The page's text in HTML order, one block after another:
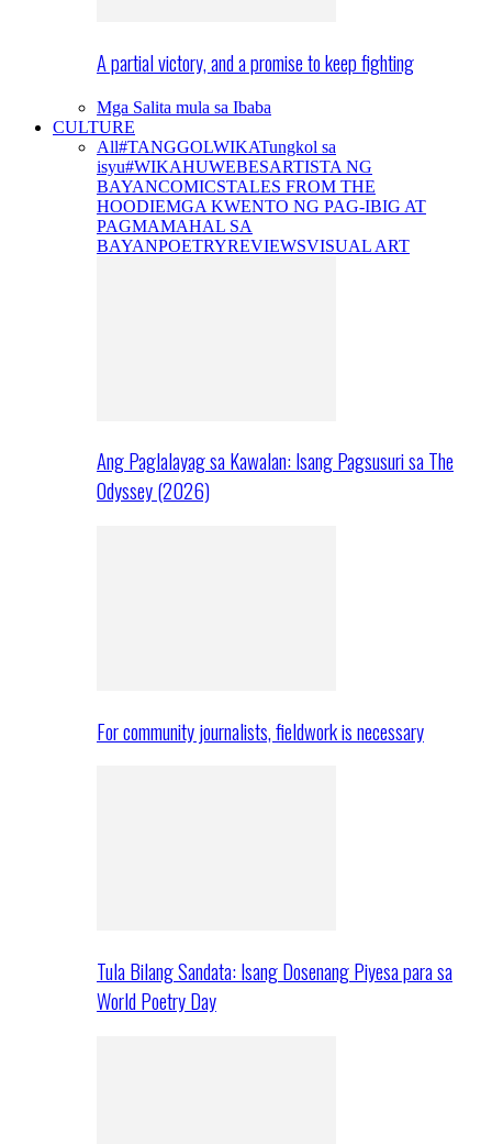
A partial victory, and a promise to keep fighting
Mga Salita mula sa Ibaba
CULTURE
All#TANGGOLWIKATungkol sa
isyu#WIKAHUWEBESARTISTA NG
BAYANCOMICSTALES FROM THE
HOODIEMGA KWENTO NG PAG-IBIG AT
PAGMAMAHAL SA
BAYANPOETRYREVIEWSVISUAL ART
Ang Paglalayag sa Kawalan: Isang Pagsusuri sa The
Odyssey (2026)
For community journalists, fieldwork is necessary
Tula Bilang Sandata: Isang Dosenang Piyesa para sa
World Poetry Day